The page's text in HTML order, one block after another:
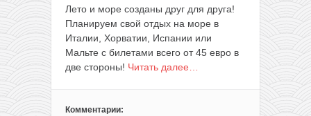
Лето и море созданы друг для друга!
Планируем свой отдых на море в
Италии, Хорватии, Испании или
Мальте с билетами всего от 45 евро в
две стороны! Читать далее…
Комментарии: